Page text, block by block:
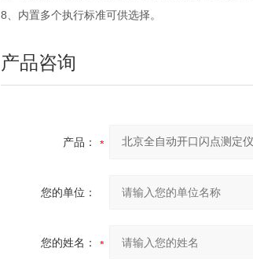
8、内置多个执行标准可供选择。
产品咨询
产品：
您的单位：
您的姓名：